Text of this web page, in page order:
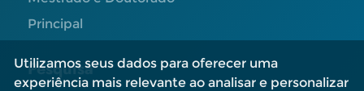
Principal
Pesquisa
Utilizamos seus dados para oferecer uma
experiência mais relevante ao analisar e personalizar